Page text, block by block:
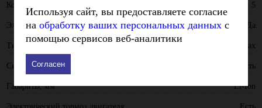
Количество скоростей 5
Электрическая регулировка оборотов Да
Тип патрона SDS-Max
Система AVT Есть
Габариты, мм Li-Ion
Используя сайт, вы предоставляете согласие
на обработку ваших персональных данных с
помощью сервисов веб-аналитики
Согласен